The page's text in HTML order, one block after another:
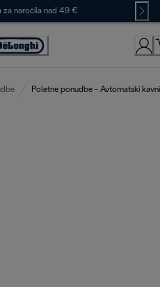
za naročila nad 49 €
Poletne ponudbe - Avtomatski